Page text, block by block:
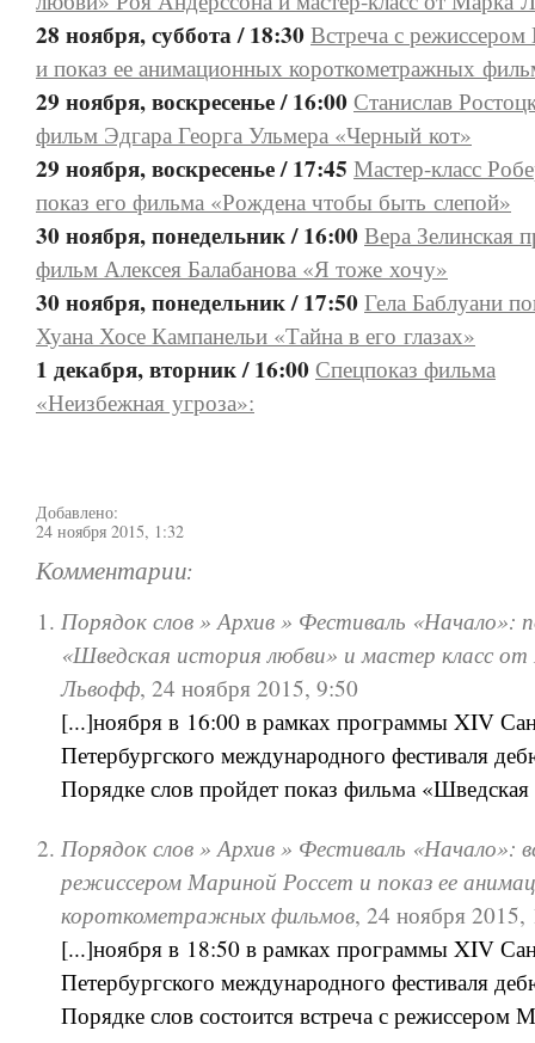
28 ноября, суббота / 18:30 Встреча с
и показ ее анимационных короткометражных
29 ноября, воскресенье / 16:00 Станислав
фильм Эдгара Георга Ульмера «Черный кот»
29 ноября, воскресенье / 17:45 Мастер-класс
показ его фильма «Рождена чтобы быть слепой»
30 ноября, понедельник / 16:00 Вера Зелинская
фильм Алексея Балабанова «Я тоже хочу»
30 ноября, понедельник / 17:50 Гела Баблуани
Хуана Хосе Кампанельи «Тайна в его глазах»
1 декабря, вторник / 16:00 Спецпоказ фильма
«Неизбежная угроза»:
Добавлено:
24 ноября 2015, 1:32
Комментарии:
Порядок слов » Архив » Фестиваль «Начало»:
«Шведская история любви» и мастер класс
Львофф,24 ноября 2015, 9:50
[...]ноября в 16:00 в рамках программы XIV
Петербургского международного фестиваля
Порядке слов пройдет показ фильма
Порядок слов » Архив » Фестиваль «Начало»:
режиссером Мариной Россет и показ ее
короткометражных фильмов,24 ноября 2015,
[...]ноября в 18:50 в рамках программы XIV
Петербургского международного фестиваля
Порядке слов состоится встреча с режиссером